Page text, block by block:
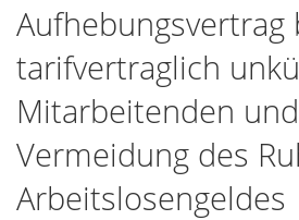
Aufhebungsvertrag
tarifvertraglich
Mitarbeitenden
Vermeidung des
Arbeitslosengeldes